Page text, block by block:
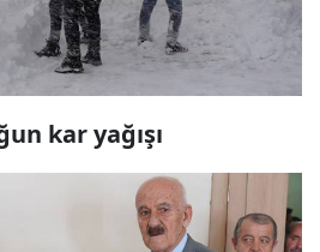
kar yağışı